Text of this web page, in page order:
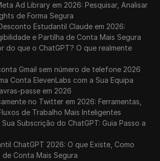
Ad Library em 2026: Pesquisar, Analisar
de Forma Segura
Estudantil Claude em 2026:
e Partilha de Conta Mais Segura
do que o ChatGPT? O que realmente
Gmail sem número de telefone 2026
Conta ElevenLabs com a Sua Equipa
passe em 2026
no Twitter em 2026: Ferramentas,
de Trabalho Mais Inteligentes
Subscrição do ChatGPT: Guia Passo a
ChatGPT 2026: O que Existe, Como
Conta Mais Segura